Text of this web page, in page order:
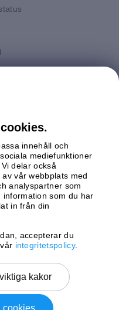
av
innehåll och
mediefunktioner
delar också
vår webbplats med
analyspartner som
information som du har
in från din
accepterar du
integritetspolicy.
kakor
cookies